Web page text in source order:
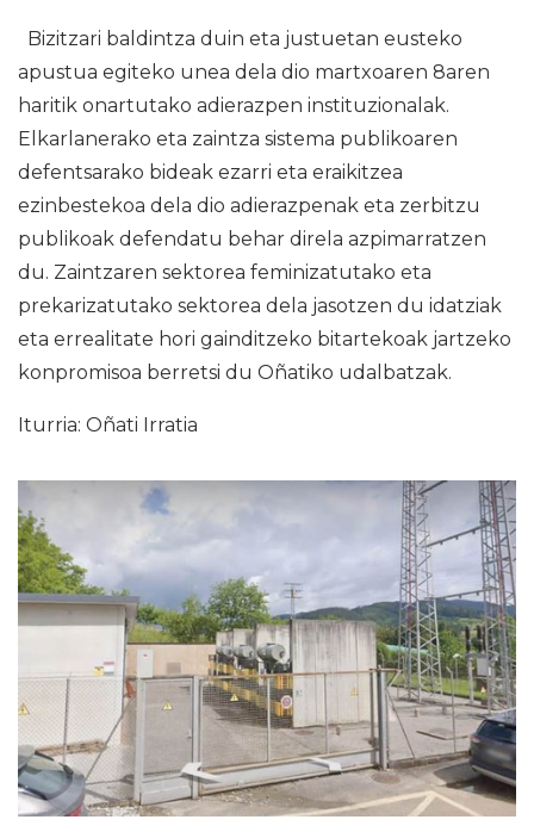
Bizitzari baldintza duin eta justuetan eusteko
apustua egiteko unea dela dio martxoaren 8aren
haritik onartutako adierazpen instituzionalak.
Elkarlanerako eta zaintza sistema publikoaren
defentsarako bideak ezarri eta eraikitzea
ezinbestekoa dela dio adierazpenak eta zerbitzu
publikoak defendatu behar direla azpimarratzen
du. Zaintzaren sektorea feminizatutako eta
prekarizatutako sektorea dela jasotzen du idatziak
eta errealitate hori gainditzeko bitartekoak jartzeko
konpromisoa berretsi du Oñatiko udalbatzak.
Iturria: Oñati Irratia